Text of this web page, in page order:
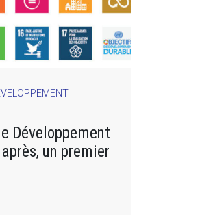
Développement
un premier